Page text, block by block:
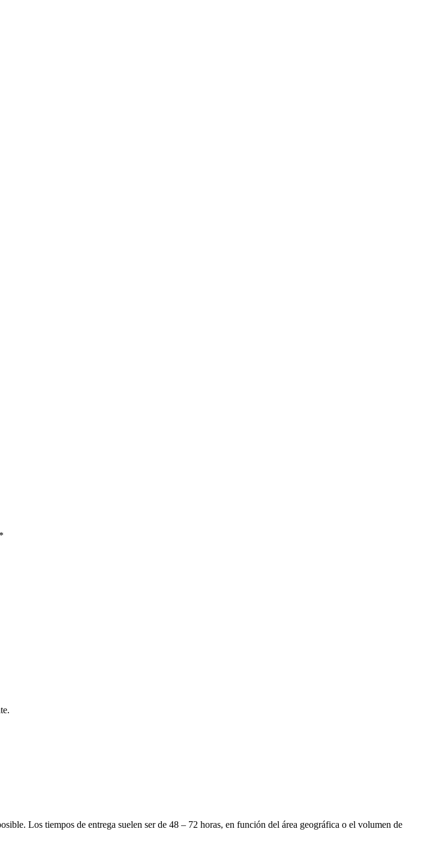
*
Los tiempos de entrega suelen ser de 48 – 72 horas, en función del área geográfica o el volumen de